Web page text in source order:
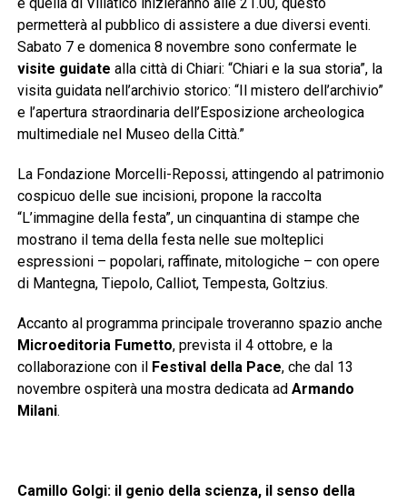
e quella di Villatico inizieranno alle 21.00, questo
permetterà al pubblico di assistere a due diversi eventi.
Sabato 7 e domenica 8 novembre sono confermate le
visite guidate alla città di Chiari: “Chiari e la sua storia”, la
visita guidata nell’archivio storico: “Il mistero dell’archivio”
e l’apertura straordinaria dell’Esposizione archeologica
multimediale nel Museo della Città.”
La Fondazione Morcelli-Repossi, attingendo al patrimonio
cospicuo delle sue incisioni, propone la raccolta
“L’immagine della festa”, un cinquantina di stampe che
mostrano il tema della festa nelle sue molteplici
espressioni – popolari, raffinate, mitologiche – con opere
di Mantegna, Tiepolo, Calliot, Tempesta, Goltzius.
Accanto al programma principale troveranno spazio anche
Microeditoria Fumetto, prevista il 4 ottobre, e la
collaborazione con il Festival della Pace, che dal 13
novembre ospiterà una mostra dedicata ad Armando
Milani.
Camillo Golgi: il genio della scienza, il senso della